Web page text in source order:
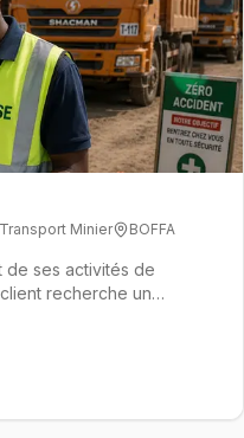
Minier
BOFFA
ses activités de
recherche un
équipe sécurité. Basé à
la mise en œuvre et du